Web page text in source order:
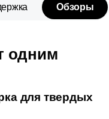
Обзоры
одним
для твердых